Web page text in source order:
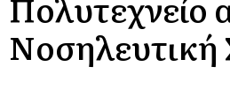
Νοσηλευτική